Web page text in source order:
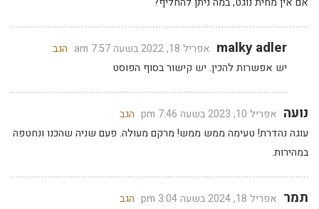
malky adler אפריל 18, 2022 בשעה 7:57 am
הגב
יש אפשרות להכין. יש קישור בסוף הפוסט
נועה אפריל 10, 2023 בשעה 7:46 pm
הגב
עוגה נהדרת! טעימה ממש ממש! מרקם מעולה. פעם שניה שהכנו ונחטפה
במהירות.
תמר אפריל 18, 2024 בשעה 3:04 pm
הגב